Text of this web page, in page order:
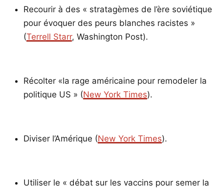
Recourir à des « stratagèmes de l’ère soviétique
pour évoquer des peurs blanches racistes »
(Terrell Starr, Washington Post).
Récolter «la rage américaine pour remodeler la
politique US » (New York Times).
Diviser l’Amérique (New York Times).
Utiliser le « débat sur les vaccins pour semer la